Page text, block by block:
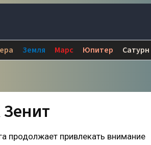
Земля Марс Юпитер Сатурн
продолжает привлекать внимание